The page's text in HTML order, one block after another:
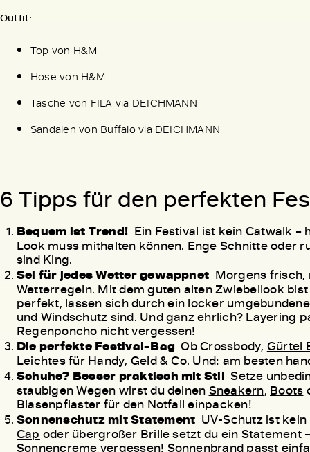
Outfit:
Top von H&M
Hose von H&M
Tasche von FILA via DEICHMANN
Sandalen von Buffalo via DEICHMANN
6 Tipps für den perfekten
Bequem ist Trend! Ein Festival ist kein Catwalk
Look muss mithalten können. Enge Schnitte oder
sind King.
Sei für jedes Wetter gewappnet Morgens frisch,
Wetterregeln. Mit dem guten alten Zwiebellook
perfekt, lassen sich durch ein locker
und Windschutz sind. Und ganz ehrlich? Layering
Regenponcho nicht vergessen!
Die perfekte Festival-Bag Ob Crossbody, Gürtel
Leichtes für Handy, Geld & Co. Und: am besten
Schuhe? Besser praktisch mit Stil Setze
staubigen Wegen wirst du deinen Sneakern, Boots
Blasenpflaster für den Notfall einpacken!
Sonnenschutz mit Statement UV-Schutz ist
Cap oder übergroßer Brille setzt du ein Statement
Sonnencreme vergessen! Sonnenbrand passt